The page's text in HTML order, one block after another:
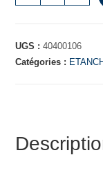
UGS :40400106
Catégories :